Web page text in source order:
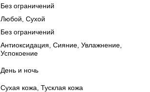
Без ограничений
Любой, Сухой
Без ограничений
Антиоксидация, Сияние, Увлажнение,
Успокоение
День и ночь
Сухая кожа, Тусклая кожа